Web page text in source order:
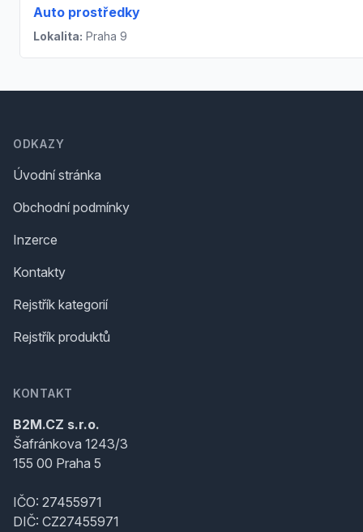
Auto prostředky
Lokalita: Praha 9
ODKAZY
Úvodní stránka
Obchodní podmínky
Inzerce
Kontakty
Rejstřík kategorií
Rejstřík produktů
KONTAKT
B2M.CZ s.r.o.
Šafránkova 1243/3
155 00 Praha 5
IČO: 27455971
DIČ: CZ27455971